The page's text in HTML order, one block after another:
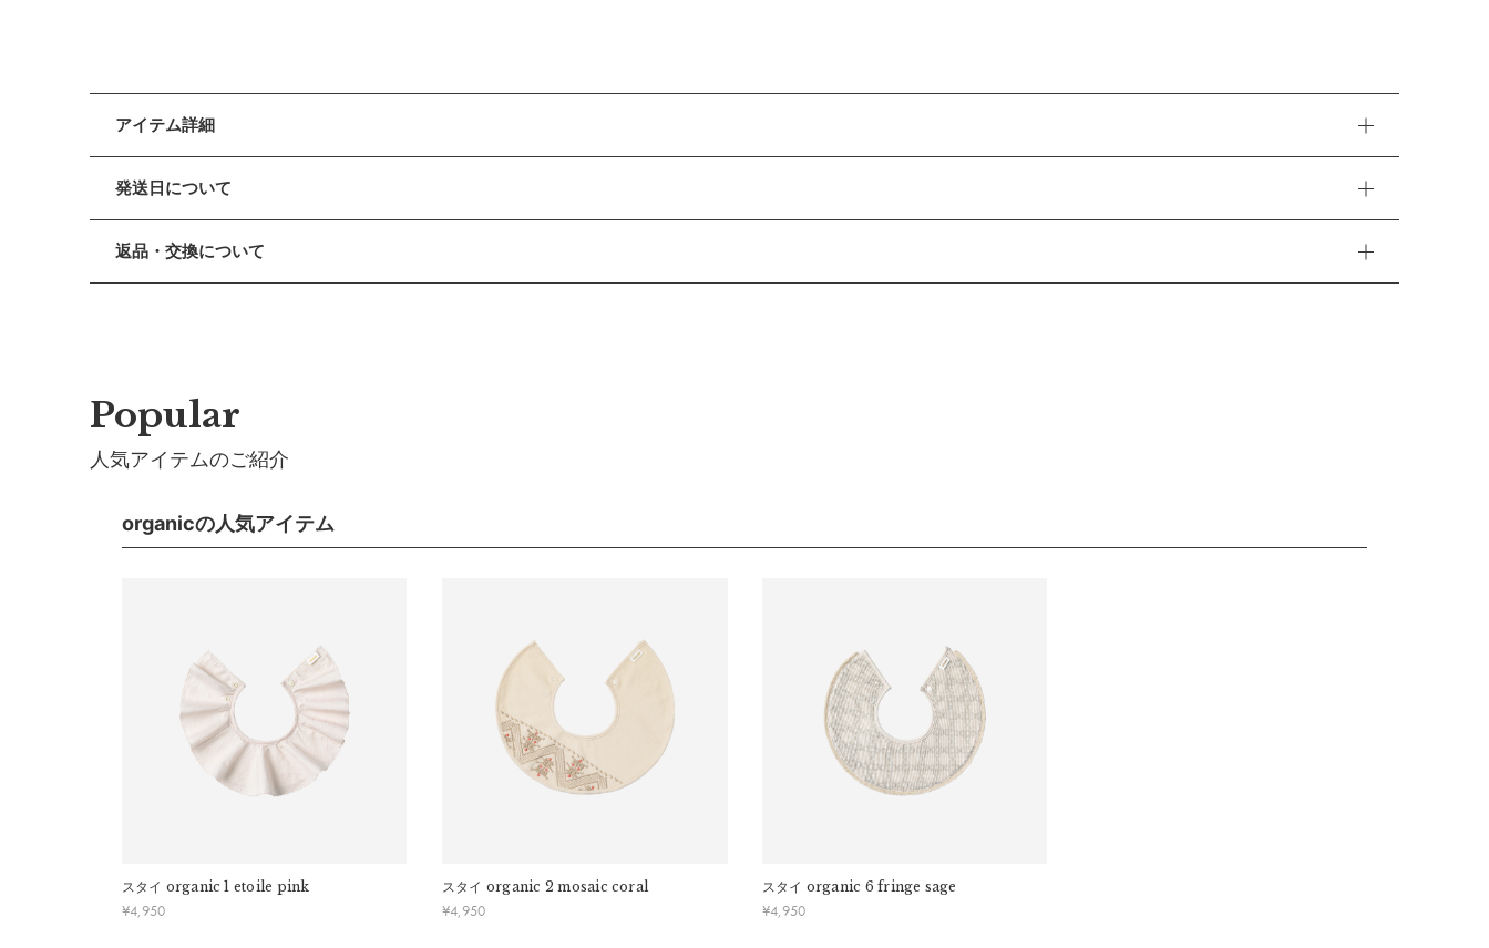
アイテム詳細
トルコ石のような鮮やかなブルーがポイントです。
肌触りのよい生地は、赤ちゃんのデリケートな肌を大切に守ってくれます。
パッケージ
※予告なくデザインを変更することがあります。
a）横幅：32.5cm
b）縦幅：
発送日について
午前9時までのご注文は、【営業日から当日】の発送となります。
午前9時以降のご注文は、【翌営業日】の発送となります。
・ご注文内容に確認すべき内容がある場合については発送日が遅れる可能性があるため、あらかじめご了承ください。
返品・交換について
交換の際の往復の送料及び代引手数料は、お客様のご負担となります。
■ 初期不良・商品間違いによる返品・交換
早急に対応させていただきます。交換の際の往復の手数料は、弊社で負担いたします。
■ ご注意
・初期不良、商品間違いなどによる返品の場合でも、長期経過している場合お断りさせていただきます。
Popular
人気アイテムのご紹介
organicの人気アイテム
スタイ organic 1 etoile pink
¥4,950
スタイ organic 2 mosaic coral
¥4,950
スタイ organic 6 fringe sage
¥4,950